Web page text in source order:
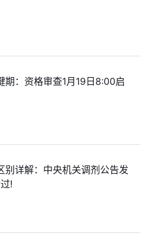
：资格审查1月19日8:00启
详解：中央机关调剂公告发
!